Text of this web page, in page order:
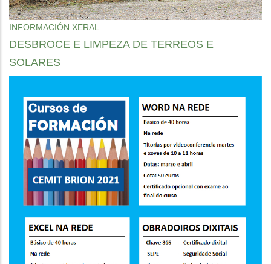
INFORMACIÓN XERAL
DESBROCE E LIMPEZA DE TERREOS E
SOLARES